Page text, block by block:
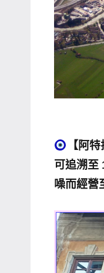
欄、
觀
光
合
作
對
象。
★
【阿
可追溯至
噪而經營